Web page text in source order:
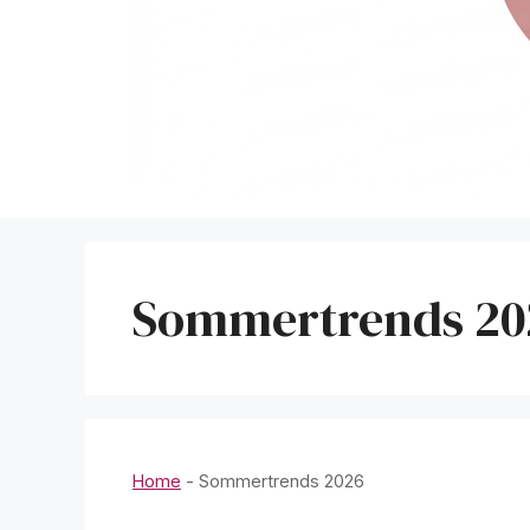
Sommertrends
Home - Sommertrends 2026